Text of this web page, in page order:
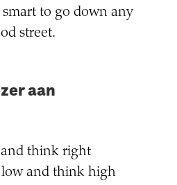
smart to go down any
street.
aan
think right
and think high